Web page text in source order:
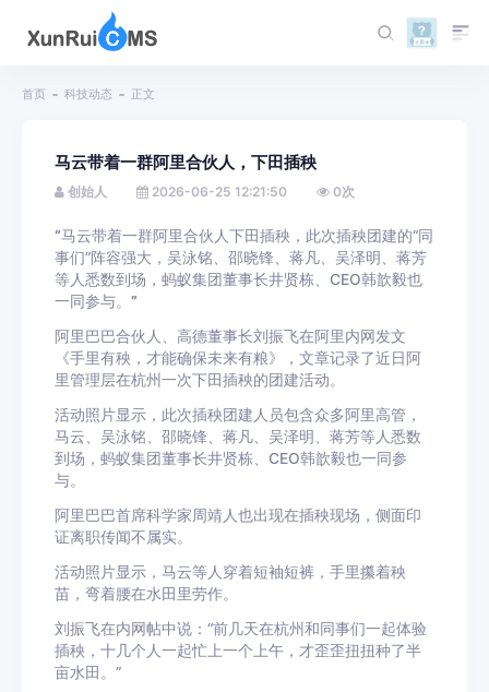
首页 科技动态 正文
马云带着一群阿里合伙人，下田插秧
创始人 2026-06-25 12:21:50 0次
“马云带着一群阿里合伙人下田插秧，此次插秧团建的“同
事们”阵容强大，吴泳铭、邵晓锋、蒋凡、吴泽明、蒋芳
等人悉数到场，蚂蚁集团董事长井贤栋、CEO韩歆毅也
一同参与。 ”
阿里巴巴合伙人、高德董事长刘振飞在阿里内网发文
《手里有秧，才能确保未来有粮》，文章记录了近日阿
里管理层在杭州一次下田插秧的团建活动。
活动照片显示，此次插秧团建人员包含众多阿里高管，
马云、吴泳铭、邵晓锋、蒋凡、吴泽明、蒋芳等人悉数
到场，蚂蚁集团董事长井贤栋、CEO韩歆毅也一同参
与。
阿里巴巴首席科学家周靖人也出现在插秧现场，侧面印
证离职传闻不属实。
活动照片显示，马云等人穿着短袖短裤，手里攥着秧
苗，弯着腰在水田里劳作。
刘振飞在内网帖中说：“前几天在杭州和同事们一起体验
插秧，十几个人一起忙上一个上午，才歪歪扭扭种了半
亩水田。”